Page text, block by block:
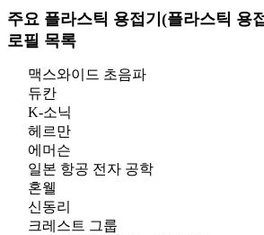
주요 플라스틱 용접기(플라스틱 용
로필 목록
맥스와이드 초음파
듀칸
K-소닉
헤르만
에머슨
일본 항공 전자 공학
혼웰
신동리
크레스트 그룹